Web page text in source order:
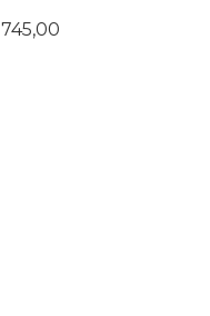
Pris
745,00